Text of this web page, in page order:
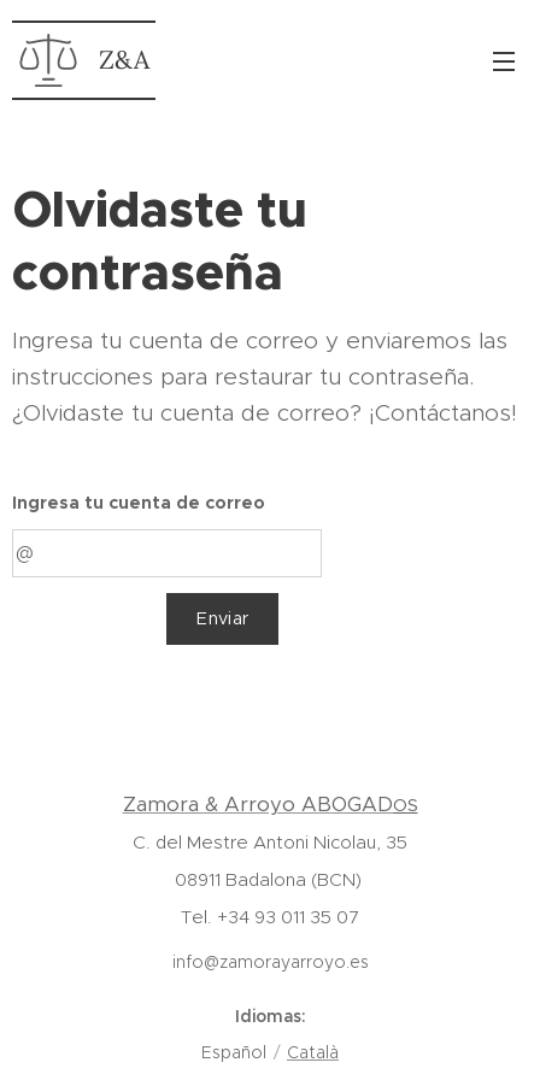
Z&A
Olvidaste tu
contraseña
Ingresa tu cuenta de correo y enviaremos las
instrucciones para restaurar tu contraseña.
¿Olvidaste tu cuenta de correo? ¡Contáctanos!
Ingresa tu cuenta de correo
Enviar
Zamora & Arroyo ABOGADOS
C. del Mestre Antoni Nicolau, 35
08911 Badalona (BCN)
Tel. +34 93 011 35 07
info@zamorayarroyo.es
Idiomas
Español
Català